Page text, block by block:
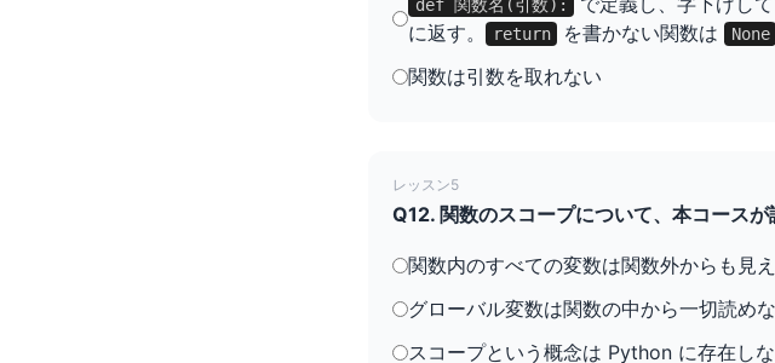
def 関数名(引数):
に返す。
return を書かない関数は None
関数は引数を取れない
レッスン5
Q12. 関数のスコープについて、本コース
関数内のすべての変数は関数外からも見
グローバル変数は関数の中から一切読め
スコープという概念は Python に存在し